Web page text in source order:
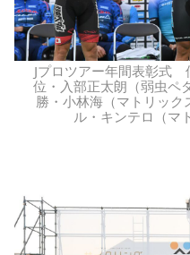
Jプロツアー年間表彰式
位・入部正太朗（弱虫ペ
勝・小林海（マトリッ
ル・キンテロ（マ